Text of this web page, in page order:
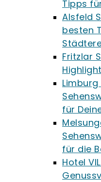
Tipps
Alsfeld
besten
Fritzlar
Limburg
für
für die
Hotel